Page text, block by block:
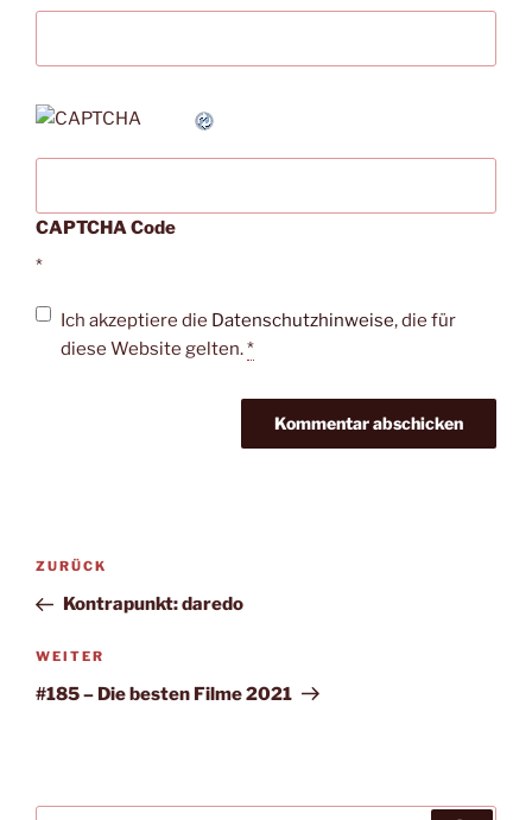
CAPTCHA Code
*
Ich akzeptiere die Datenschutzhinweise, die für
diese Website gelten.*
Beitragsnavigation
Vorheriger
Beitrag
ZURÜCK
Kontrapunkt: daredo
Nächster
Beitrag
WEITER
#185 – Die besten Filme 2021